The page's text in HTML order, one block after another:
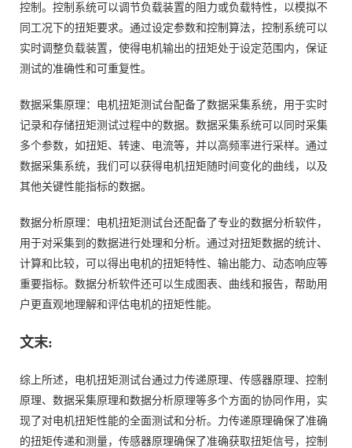
控制。控制系统可以调节负载装置的阻力或负载特性，以模拟不
同工况下的扭矩要求。通过设定参数和控制算法，控制系统可以
实时调整负载装置，使得电机输出的扭矩处于设定范围内，保证
测试的准确性和可重复性。
数据采集原理：电机扭矩测试台配备了数据采集系统，用于实时
记录和存储扭矩测试过程中的数据。数据采集系统可以同时采集
多个参数，如扭矩、转速、电流等，并以高频率进行采样。通过
数据采集系统，我们可以获得电机扭矩随时间变化的曲线，以及
其他关键性能指标的数据。
数据分析原理：电机扭矩测试台还配备了专业的数据分析软件，
用于对采集到的数据进行处理和分析。通过对扭矩数据的统计、
计算和比较，可以得出电机的扭矩特性、输出能力、动态响应等
重要指标。数据分析软件还可以生成图表、曲线和报告，帮助用
户更直观地理解和评估电机的扭矩性能。
文末:
综上所述，电机扭矩测试台通过力传递原理、传感器原理、控制
原理、数据采集原理和数据分析原理等多个方面的协同作用，实
现了对电机扭矩性能的全面测试和分析。力传递原理确保了准确
的扭矩传递和测量，传感器原理确保了准确获取扭矩信号，控制